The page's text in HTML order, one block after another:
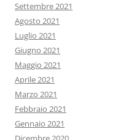
Settembre 2021
Agosto 2021
Luglio 2021
Giugno 2021
Maggio 2021
Aprile 2021
Marzo 2021
Febbraio 2021
Gennaio 2021